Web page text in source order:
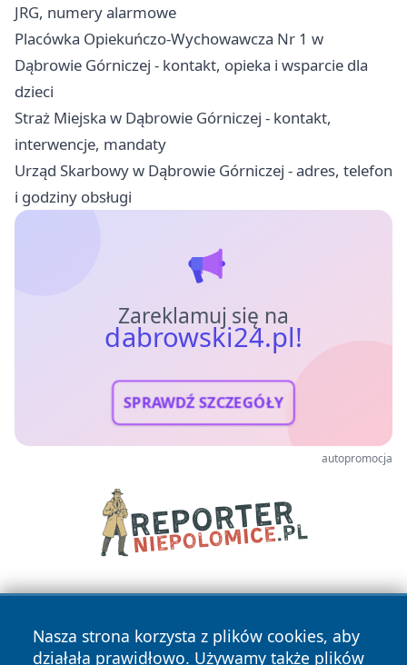
JRG, numery alarmowe
Placówka Opiekuńczo-Wychowawcza Nr 1 w
Dąbrowie Górniczej - kontakt, opieka i wsparcie dla
dzieci
Straż Miejska w Dąbrowie Górniczej - kontakt,
interwencje, mandaty
Urząd Skarbowy w Dąbrowie Górniczej - adres, telefon
i godziny obsługi
Zareklamuj się na
dabrowski24.pl!
SPRAWDŹ SZCZEGÓŁY
autopromocja
Nasza strona korzysta z plików cookies, aby
działała prawidłowo. Używamy także plików